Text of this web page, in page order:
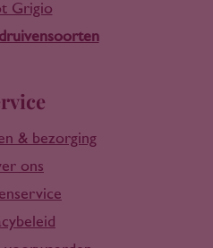
Grigio
& bezorging
ons